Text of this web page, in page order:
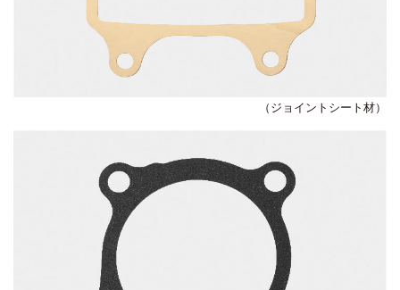
（ジョイントシート材）